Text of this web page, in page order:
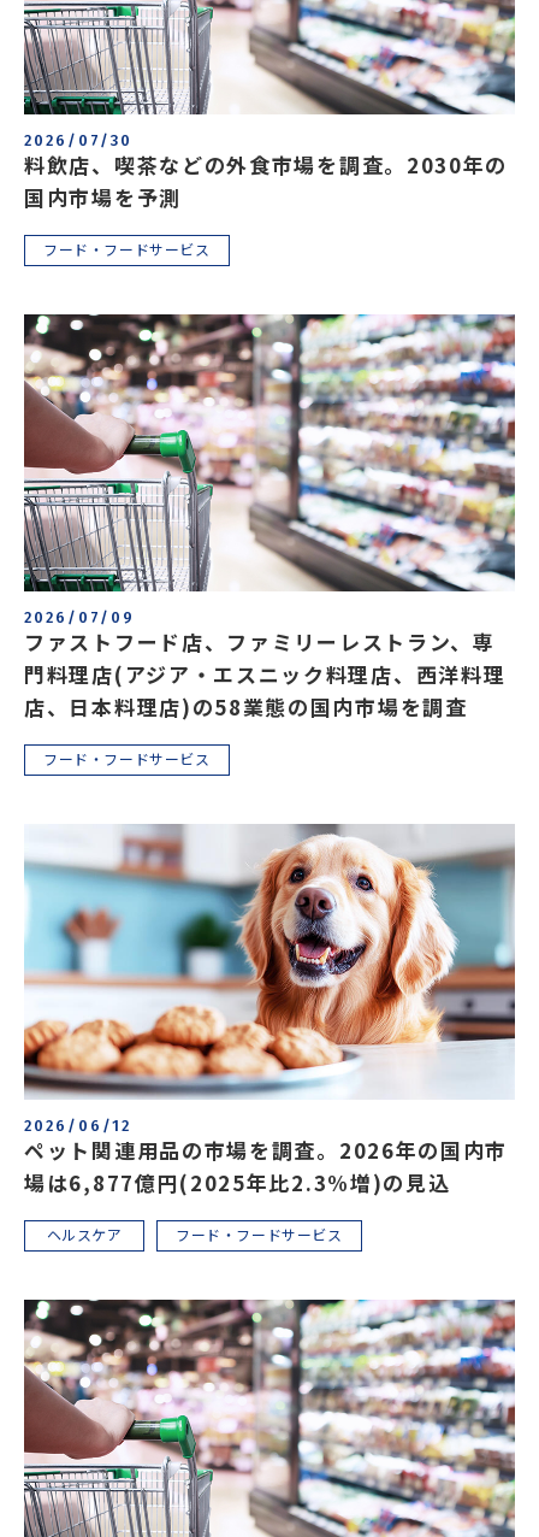
2026/07/30
料飲店、喫茶などの外食市場を調査。2030年の
国内市場を予測
フード・フードサービス
2026/07/09
ファストフード店、ファミリーレストラン、専
門料理店(アジア・エスニック料理店、西洋料理
店、日本料理店)の58業態の国内市場を調査
フード・フードサービス
2026/06/12
ペット関連用品の市場を調査。2026年の国内市
場は6,877億円(2025年比2.3%増)の見込
ヘルスケア フード・フードサービス